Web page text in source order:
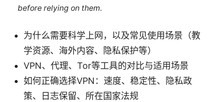
before relying on them.
为什么需要科学上网，以及常见使用场景（教
学资源、海外内容、隐私保护等）
VPN、代理、Tor等工具的对比与适用场景
如何正确选择VPN：速度、稳定性、隐私政
策、日志保留、所在国家法规